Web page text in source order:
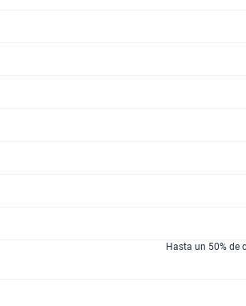
Hasta un 50% de